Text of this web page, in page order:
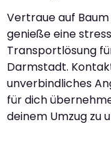
Vertraue auf
genieße eine
Transportlösung
Darmstadt.
unverbindliches
für dich
deinem Umzug zu